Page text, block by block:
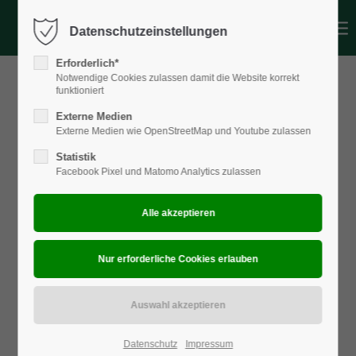
Login
Benutzername
Lost your password?
Lorem ipsum dolor sit amet:
Datenschutzeinstellungen
Erforderlich*
Notwendige Cookies zulassen damit die Website korrekt
funktioniert
Externe Medien
Externe Medien wie OpenStreetMap und Youtube zulassen
Statistik
Facebook Pixel und Matomo Analytics zulassen
Datenschutz Impressum